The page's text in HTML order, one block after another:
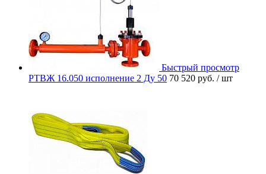
Быстрый просмотр
РТВЖ 16.050 исполнение 2 Ду 50 70 520 руб. / шт